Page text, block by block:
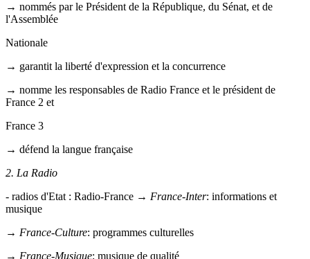
→ nommés par le Président de la République, du Sénat, et de
l'Assemblée
Nationale
→ garantit la liberté d'expression et la concurrence
→ nomme les responsables de Radio France et le président de
France 2 et
France 3
→ défend la langue française
2. La Radio
- radios d'Etat : Radio-France → France-Inter: informations et
musique
→ France-Culture: programmes culturelles
→ France-Musique: musique de qualité